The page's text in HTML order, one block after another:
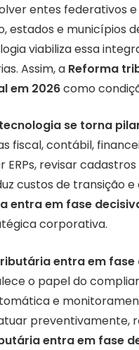
entes federativos
estados e municípios
viabiliza essa
Assim, a Reforma
em 2026como
se torna
fiscal, contábil,
revisar
custos de transição
entra em fase
corporativa.
entra em fase
o papel do
e
preventivamente,
entra em fase